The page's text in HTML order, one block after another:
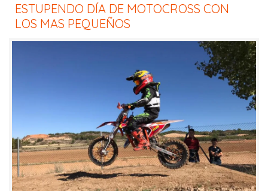
ESTUPENDO DÍA DE MOTOCROSS CON
LOS MAS PEQUEÑOS